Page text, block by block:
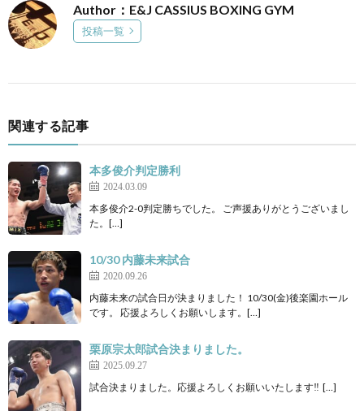
Author：E&J CASSIUS BOXING GYM
投稿一覧
関連する記事
本多俊介判定勝利
2024.03.09
本多俊介2-0判定勝ちでした。 ご声援ありがとうございまし
た。[…]
10/30 内藤未来試合
2020.09.26
内藤未来の試合日が決まりました！ 10/30(金)後楽園ホール
です。 応援よろしくお願いします。[…]
栗原宗太郎試合決まりました。
2025.09.27
試合決まりました。応援よろしくお願いいたします‼ […]